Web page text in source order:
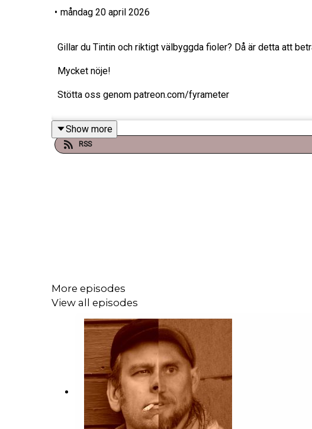
• måndag 20 april 2026
Gillar du Tintin och riktigt välbyggda fioler? Då är detta att
Mycket nöje!
Stötta oss genom patreon.com/fyrameter
Show more
RSS
More episodes
View all episodes